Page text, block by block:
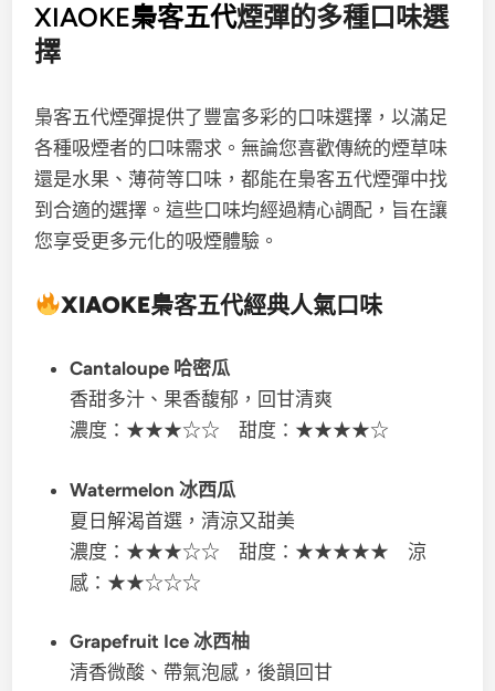
XIAOKE梟客五代煙彈的多種口味選
擇
梟客五代煙彈提供了豐富多彩的口味選擇，以滿足
各種吸煙者的口味需求。無論您喜歡傳統的煙草味
還是水果、薄荷等口味，都能在梟客五代煙彈中找
到合適的選擇。這些口味均經過精心調配，旨在讓
您享受更多元化的吸煙體驗。
XIAOKE梟客五代經典人氣口味
Cantaloupe 哈密瓜
香甜多汁、果香馥郁，回甘清爽
濃度：★★★☆☆ 甜度：★★★★☆
Watermelon 冰西瓜
夏日解渴首選，清涼又甜美
濃度：★★★☆☆ 甜度：★★★★★ 涼
感：★★☆☆☆
Grapefruit Ice 冰西柚
清香微酸、帶氣泡感，後韻回甘